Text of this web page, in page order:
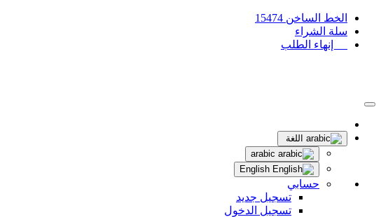
الخط الساخن 15474
سلة الشراء
إنهاء الطلب
اللغة
حسابي
تسجيل جديد
تسجيل الدخول